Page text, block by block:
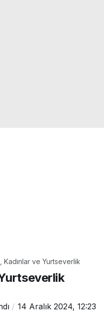
Kadınlar ve Yurtseverlik
14 Aralık 2024, 12:23